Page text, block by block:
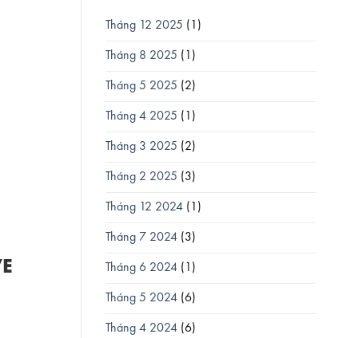
Tháng 12 2025 (1)
Tháng 8 2025 (1)
Tháng 5 2025 (2)
Tháng 4 2025 (1)
Tháng 3 2025 (2)
Tháng 2 2025 (3)
Tháng 12 2024 (1)
Tháng 7 2024 (3)
Tháng 6 2024 (1)
Tháng 5 2024 (6)
Tháng 4 2024 (6)